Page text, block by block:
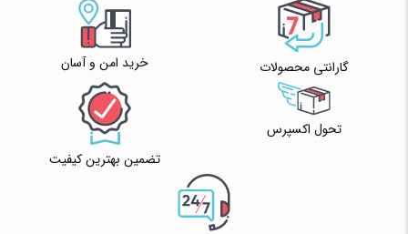
گارانتی محصولات خرید امن و آسان
تحول اکسپرس
تضمین بهترین کیفیت